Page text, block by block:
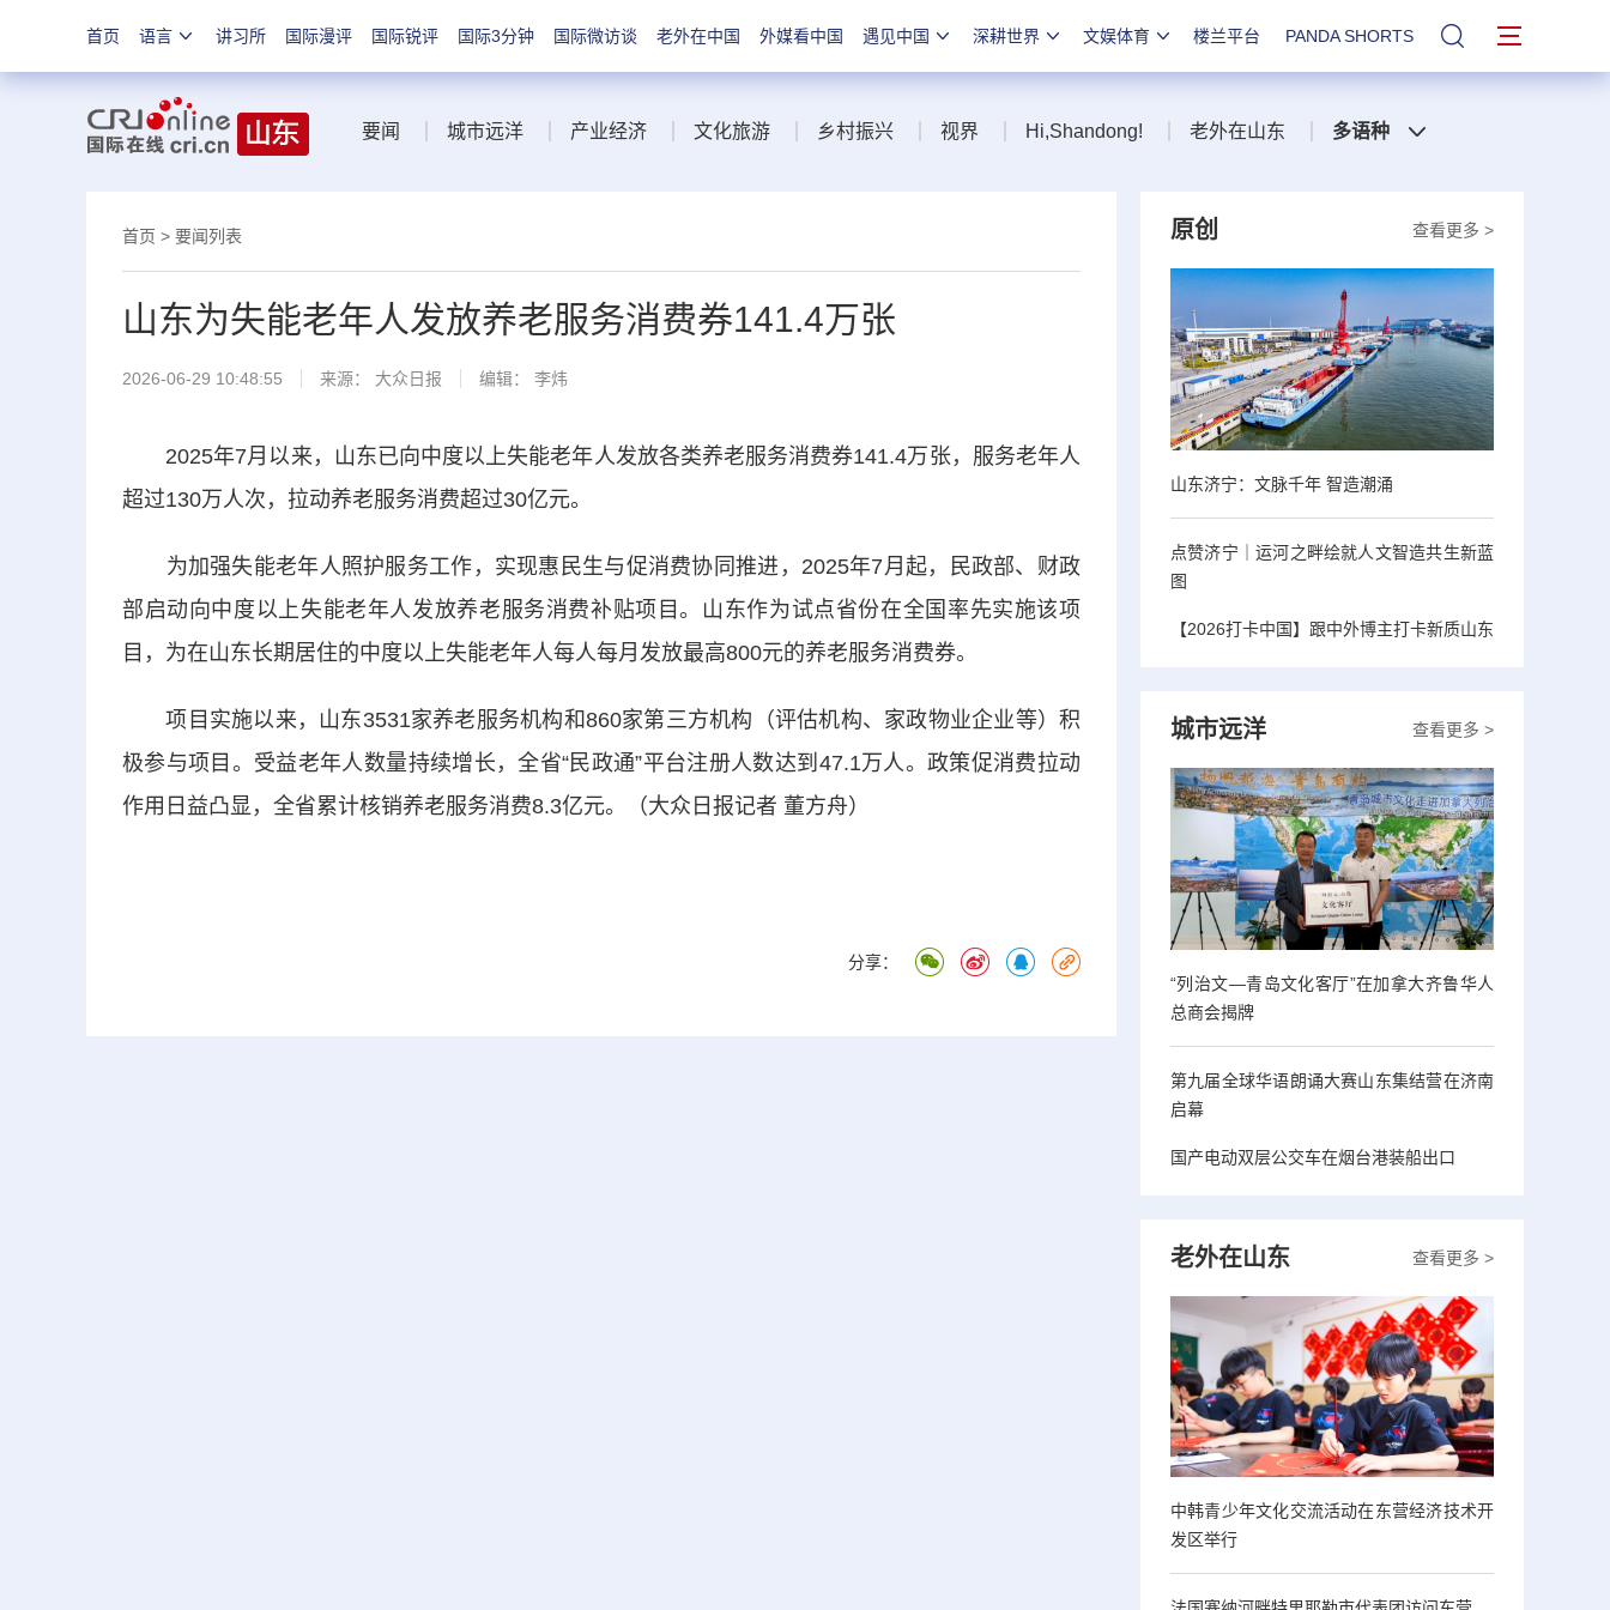
首页 语言 讲习所 国际漫评 国际锐评 国际3分钟 国际微访谈 老外在中国 外媒看中国 遇见中国 深耕世界 文娱体育 楼兰平台 PANDA SHORTS 站内搜索
要闻 城市远洋 产业经济 文化旅游 乡村振兴 视界 Hi,Shandong! 老外在山东 多语种
首页 > 要闻列表
山东为失能老年人发放养老服务消费券141.4万张
2026-06-29 10:48:55 来源： 大众日报 编辑： 李炜
2025年7月以来，山东已向中度以上失能老年人发放各类养老服务消费券141.4万张，服务老年人
超过130万人次，拉动养老服务消费超过30亿元。
为加强失能老年人照护服务工作，实现惠民生与促消费协同推进，2025年7月起，民政部、财政
部启动向中度以上失能老年人发放养老服务消费补贴项目。山东作为试点省份在全国率先实施该项
目，为在山东长期居住的中度以上失能老年人每人每月发放最高800元的养老服务消费券。
项目实施以来，山东3531家养老服务机构和860家第三方机构（评估机构、家政物业企业等）积
极参与项目。受益老年人数量持续增长，全省“民政通”平台注册人数达到47.1万人。政策促消费拉动
作用日益凸显，全省累计核销养老服务消费8.3亿元。（大众日报记者 董方舟）
分享：
查看更多 >
原创
山东济宁：文脉千年 智造潮涌
点赞济宁｜运河之畔绘就人文智造共生新蓝
图
【2026打卡中国】跟中外博主打卡新质山东
查看更多 >
城市远洋
“列治文—青岛文化客厅”在加拿大齐鲁华人
总商会揭牌
第九届全球华语朗诵大赛山东集结营在济南
启幕
国产电动双层公交车在烟台港装船出口
查看更多 >
老外在山东
中韩青少年文化交流活动在东营经济技术开
发区举行